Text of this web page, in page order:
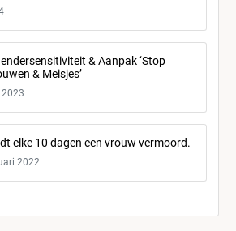
& Aanpak ‘Stop
& Meisjes’
elke 10 dagen een vrouw vermoord.
2022